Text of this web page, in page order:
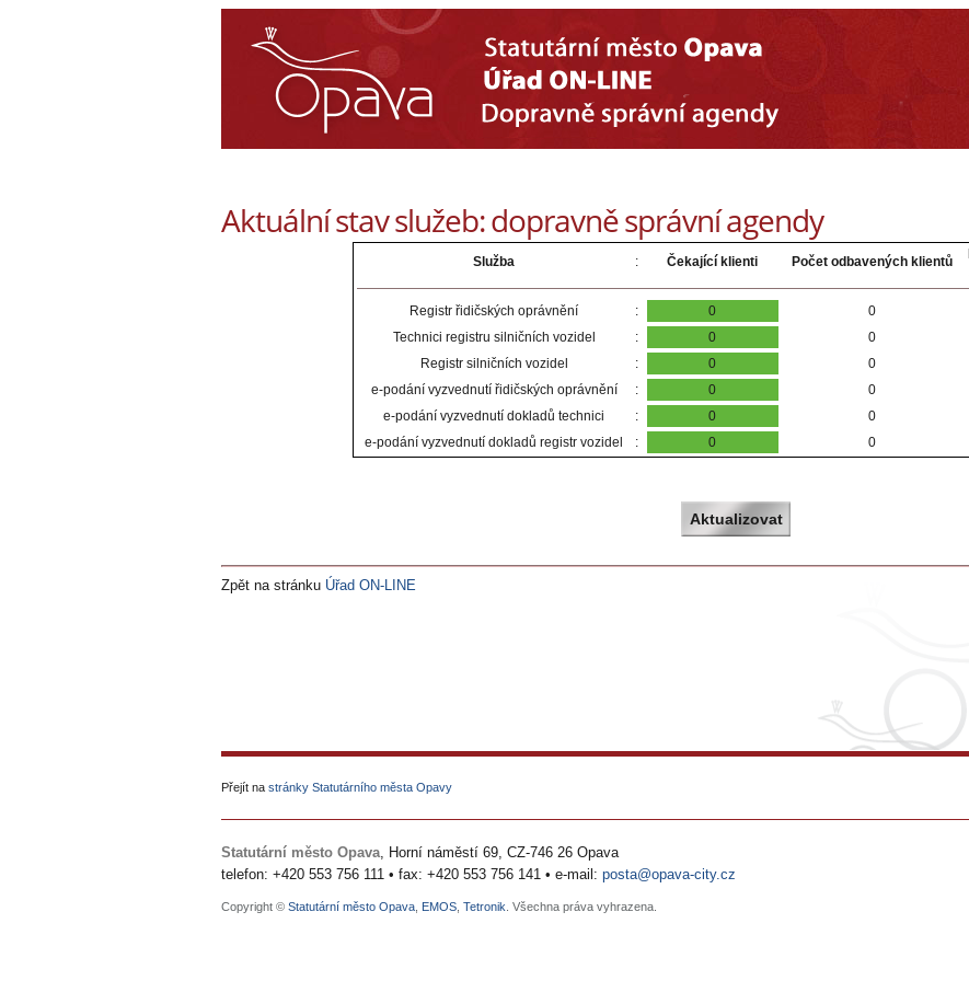
Aktuální stav služeb: dopravně správní agendy
Služba : Čekající klienti Počet odbavených klientů
Registr řidičských oprávnění : 0 0
Technici registru silničních vozidel
: 0 0
Registr silničních vozidel
: 0 0
e-podání vyzvednutí řidičských oprávnění
: 0 0
e-podání vyzvednutí dokladů technici
: 0 0
e-podání vyzvednutí dokladů registr vozidel
: 0 0
Aktualizovat
Zpět na stránku Úřad ON-LINE
Přejít na stránky Statutárního města Opavy
Statutární město Opava , Horní náměstí 69, CZ-746 26 Opava
telefon: +420 553 756 111 • fax: +420 553 756 141 • e-mail: posta@opava-city.cz
Copyright © Statutární město Opava EMOS Tetronik . Všechna práva vyhrazena.